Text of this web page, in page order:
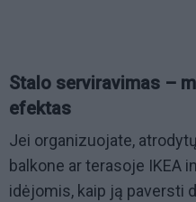
Stalo serviravimas –
efektas
Jei organizuojate,
balkone ar terasoje IKEA
idėjomis, kaip ją paversti